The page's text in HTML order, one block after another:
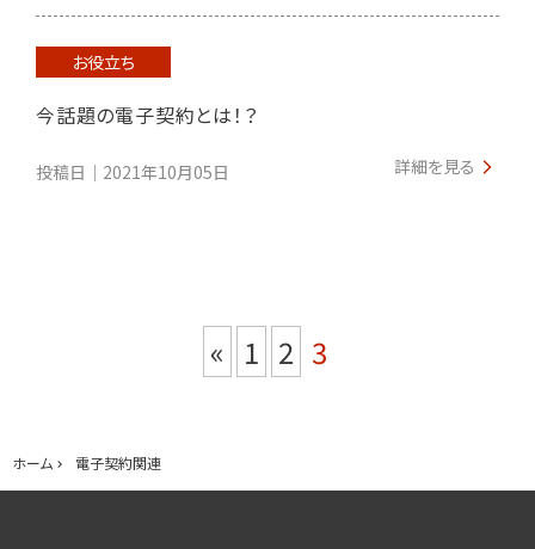
お役立ち
今話題の電子契約とは！？
投稿日｜2021年10月05日 詳細を見る
« 1 2 3
ホーム 電子契約関連